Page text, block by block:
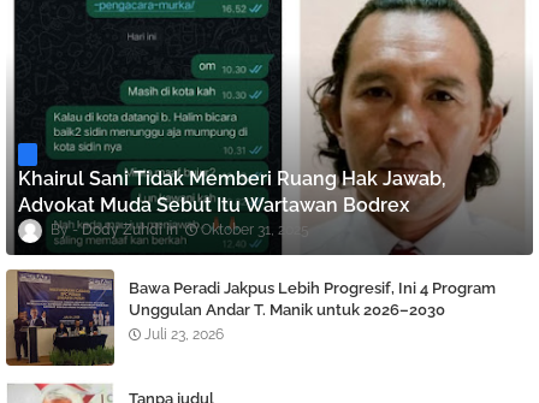
Khairul Sani Tidak Memberi Ruang Hak Jawab,
Advokat Muda Sebut Itu Wartawan Bodrex
Dody Zuhdi Oktober 31, 2025
Bawa Peradi Jakpus Lebih Progresif, Ini 4 Program
Unggulan Andar T. Manik untuk 2026–2030
Juli 23, 2026
Tanpa judul